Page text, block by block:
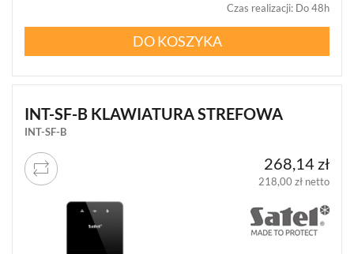
ZASILANIE,
AKCESORIA
MOBILNE
LICENCJE
BCS
MANAGER
Czas realizacji: Do 48h
DO KOSZYKA
INT-SF-B KLAWIATURA STREFOWA
INT-SF-B
268,14 zł
218,00 zł netto